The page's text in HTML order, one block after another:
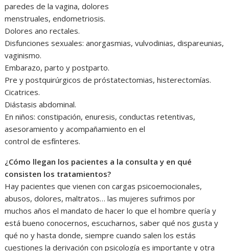
paredes de la vagina, dolores
menstruales, endometriosis.
Dolores ano rectales.
Disfunciones sexuales: anorgasmias, vulvodinias, dispareunias,
vaginismo.
Embarazo, parto y postparto.
Pre y postquirúrgicos de próstatectomias, histerectomías.
Cicatrices.
Diástasis abdominal.
En niños: constipación, enuresis, conductas retentivas,
asesoramiento y acompañamiento en el
control de esfínteres.
¿Cómo llegan los pacientes a la consulta y en qué
consisten los tratamientos?
Hay pacientes que vienen con cargas psicoemocionales,
abusos, dolores, maltratos… las mujeres sufrimos por
muchos años el mandato de hacer lo que el hombre quería y
está bueno conocernos, escucharnos, saber qué nos gusta y
qué no y hasta donde, siempre cuando salen los estás
cuestiones la derivación con psicología es importante y otra